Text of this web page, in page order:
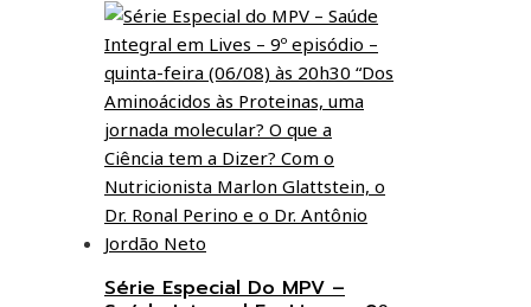
Série Especial Do MPV –